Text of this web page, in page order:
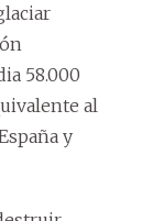
58.000
al
y